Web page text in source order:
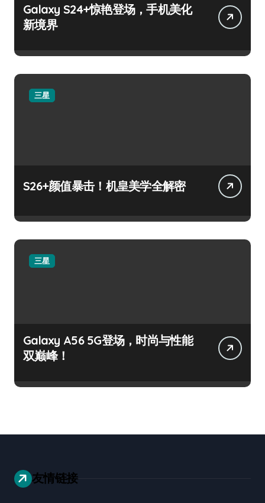
Galaxy S24+惊艳登场，手机美化
新境界
三星
S26+颜值暴击！机皇美学全解密
三星
Galaxy A56 5G登场，时尚与性能
双巅峰！
友情链接